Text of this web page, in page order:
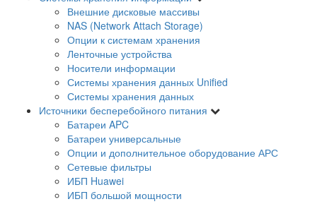
Внешние дисковые массивы
NAS (Network Attach Storage)
Опции к системам хранения
Ленточные устройства
Носители информации
Системы хранения данных Unified
Системы хранения данных
Источники бесперебойного питания
Батареи APC
Батареи универсальные
Опции и дополнительное оборудование АРС
Сетевые фильтры
ИБП Huawei
ИБП большой мощности